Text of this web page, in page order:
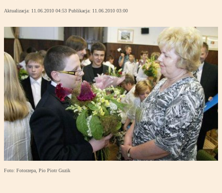
Aktualizacja: 11.06.2010 04:53 Publikacja: 11.06.2010 03:00
Foto: Fotorzepa, Pio Piotr Guzik